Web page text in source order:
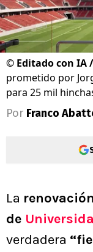
© Editado con IA
prometido por
para 25 mil
Por Franco
La
de
verdadera